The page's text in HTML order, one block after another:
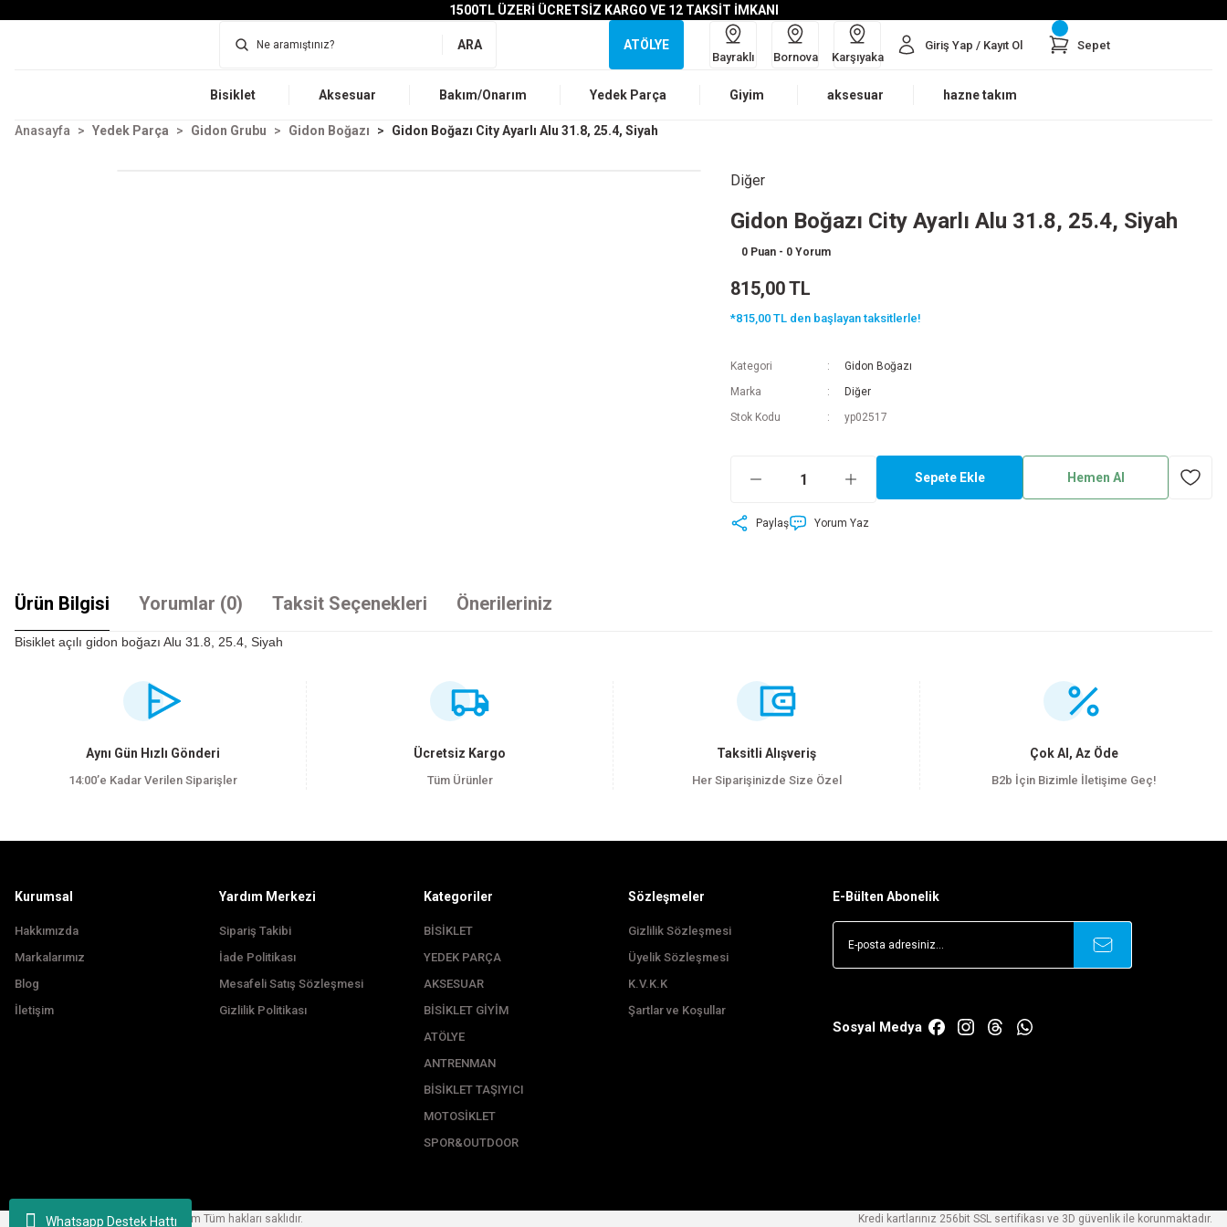
Whatsapp Destek Hattı
1500TL ÜZERİ ÜCRETSİZ KARGO VE 12 TAKSİT İMKANI
ARA ATÖLYE
Bayraklı Bornova Karşıyaka
Giriş Yap / Kayıt Ol Sepet
Bisiklet Aksesuar Bakım/Onarım Yedek Parça Giyim aksesuar hazne takım
Anasayfa Yedek Parça Gidon Grubu Gidon Boğazı Gidon Boğazı City Ayarlı Alu 31.8, 25.4, Siyah
Diğer
Gidon Boğazı City Ayarlı Alu 31.8, 25.4, Siyah
0 Puan - 0 Yorum
815,00 TL
*815,00 TL den başlayan taksitlerle!
Kategori
Gidon Boğazı
Marka
Diğer
Stok Kodu
yp02517
Sepete Ekle Hemen Al
Paylaş Yorum Yaz
Ürün Bilgisi Yorumlar (0) Taksit Seçenekleri Önerileriniz
Bisiklet açılı gidon boğazı Alu 31.8, 25.4, Siyah
Görüş ve önerileriniz için teşekkür ederiz.
Ürün açıklamasında eksik bilgiler bulunuyor.
Ürün bilgilerinde hatalar bulunuyor.
Aynı Gün Hızlı Gönderi
14:00’e Kadar Verilen Siparişler
Ücretsiz Kargo
Tüm Ürünler
Taksitli Alışveriş
Her Siparişinizde Size Özel
Çok Al, Az Öde
B2b İçin Bizimle İletişime Geç!
Kurumsal
Hakkımızda
Markalarımız
Blog
İletişim
Yardım Merkezi
Sipariş Takibi
İade Politikası
Mesafeli Satış Sözleşmesi
Gizlilik Politikası
Kategoriler
BİSİKLET
YEDEK PARÇA
AKSESUAR
BİSİKLET GİYİM
ATÖLYE
ANTRENMAN
BİSİKLET TAŞIYICI
MOTOSİKLET
SPOR&OUTDOOR
Sözleşmeler
Gizlilik Sözleşmesi
Üyelik Sözleşmesi
K.V.K.K
Şartlar ve Koşullar
E-Bülten Abonelik
Sosyal Medya
Copyright © 2024, korfezbisiklet.com Tüm hakları saklıdır. Kredi kartlarınız 256bit SSL sertifikası ve 3D güvenlik ile korunmaktadır.